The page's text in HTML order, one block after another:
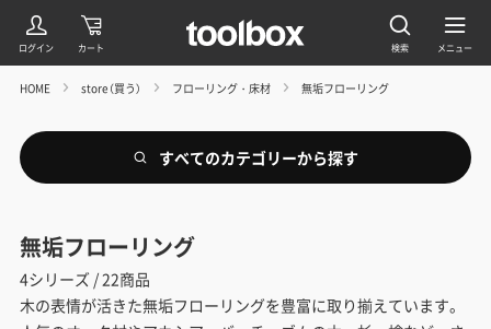
HOME store（買う） フローリング・床材 無垢フローリング
すべてのカテゴリーから探す
無垢フローリング
4シリーズ / 22商品
木の表情が活きた無垢フローリングを豊富に取り揃えています。